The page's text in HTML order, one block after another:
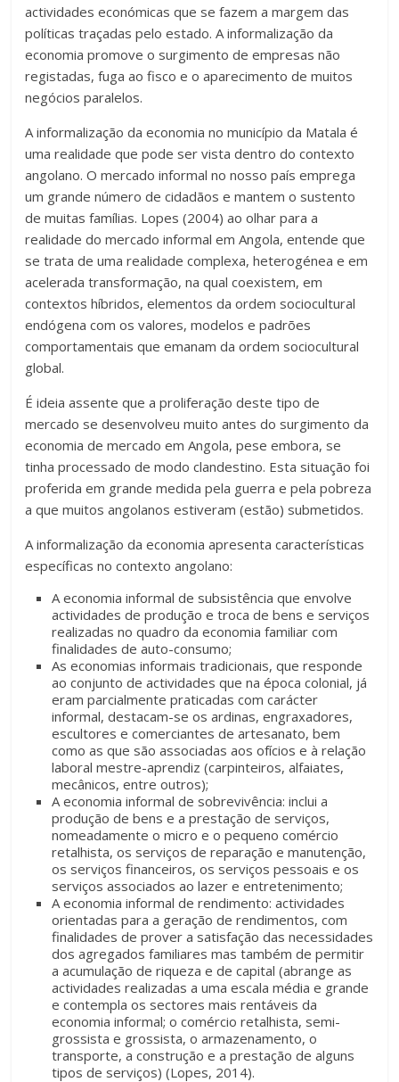
actividades económicas que se fazem a margem das
políticas traçadas pelo estado. A informalização da
economia promove o surgimento de empresas não
registadas, fuga ao fisco e o aparecimento de muitos
negócios paralelos.
A informalização da economia no município da Matala é
uma realidade que pode ser vista dentro do contexto
angolano. O mercado informal no nosso país emprega
um grande número de cidadãos e mantem o sustento
de muitas famílias. Lopes (2004) ao olhar para a
realidade do mercado informal em Angola, entende que
se trata de uma realidade complexa, heterogénea e em
acelerada transformação, na qual coexistem, em
contextos híbridos, elementos da ordem sociocultural
endógena com os valores, modelos e padrões
comportamentais que emanam da ordem sociocultural
global.
É ideia assente que a proliferação deste tipo de
mercado se desenvolveu muito antes do surgimento da
economia de mercado em Angola, pese embora, se
tinha processado de modo clandestino. Esta situação foi
proferida em grande medida pela guerra e pela pobreza
a que muitos angolanos estiveram (estão) submetidos.
A informalização da economia apresenta características
específicas no contexto angolano:
A economia informal de subsistência que envolve
actividades de produção e troca de bens e serviços
realizadas no quadro da economia familiar com
finalidades de auto-consumo;
As economias informais tradicionais, que responde
ao conjunto de actividades que na época colonial, já
eram parcialmente praticadas com carácter
informal, destacam-se os ardinas, engraxadores,
escultores e comerciantes de artesanato, bem
como as que são associadas aos ofícios e à relação
laboral mestre-aprendiz (carpinteiros, alfaiates,
mecânicos, entre outros);
A economia informal de sobrevivência: inclui a
produção de bens e a prestação de serviços,
nomeadamente o micro e o pequeno comércio
retalhista, os serviços de reparação e manutenção,
os serviços financeiros, os serviços pessoais e os
serviços associados ao lazer e entretenimento;
A economia informal de rendimento: actividades
orientadas para a geração de rendimentos, com
finalidades de prover a satisfação das necessidades
dos agregados familiares mas também de permitir
a acumulação de riqueza e de capital (abrange as
actividades realizadas a uma escala média e grande
e contempla os sectores mais rentáveis da
economia informal; o comércio retalhista, semi-
grossista e grossista, o armazenamento, o
transporte, a construção e a prestação de alguns
tipos de serviços) (Lopes, 2014).